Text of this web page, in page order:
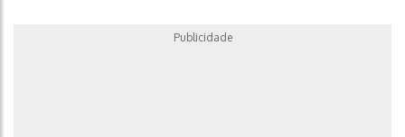
Publicidade